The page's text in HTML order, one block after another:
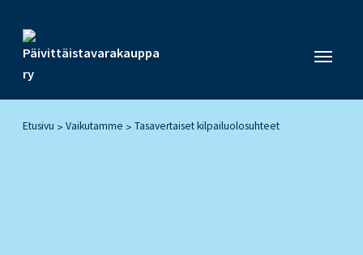
Etusivu > Vaikutamme > Tasavertaiset kilpailuolosuhteet